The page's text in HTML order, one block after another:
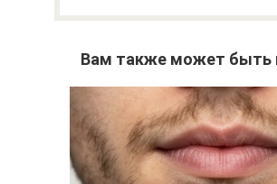
Вам также может быть